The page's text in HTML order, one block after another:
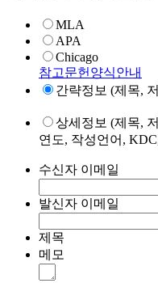
MLA
APA
Chicago
참고문헌양식안내
간략정보 (제목,
상세정보 (제목,
연도, 작성언어,
수신자 이메일
발신자 이메일
제목
메모